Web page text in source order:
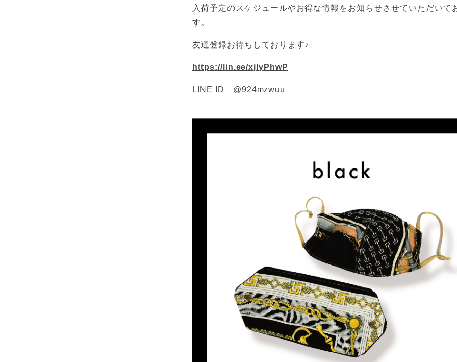
入荷予定のスケジュールやお得な情報をお知らせさせていただいて
す。
友達登録お待ちしております♪
https://lin.ee/xjlyPhwP
LINE ID　@924mzwuu